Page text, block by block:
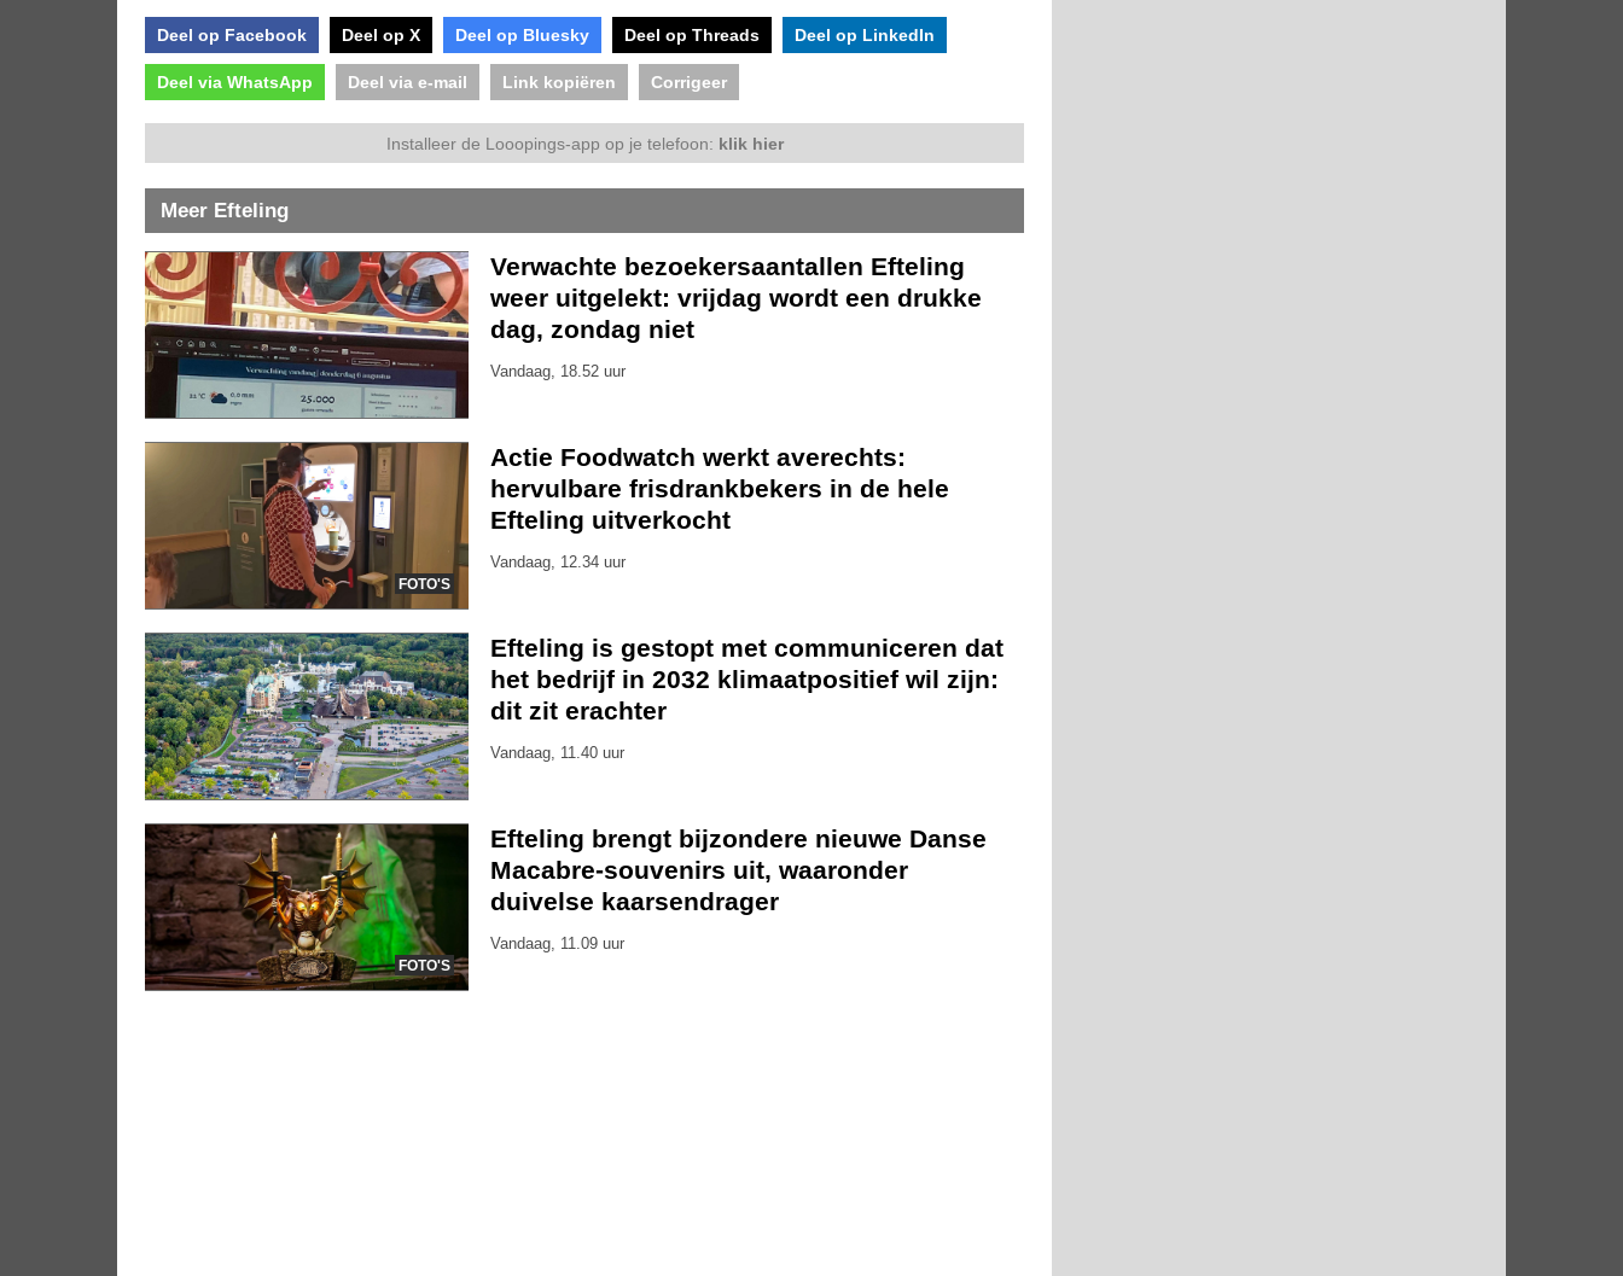
Deel op Facebook Deel op X Deel op Bluesky Deel op Threads Deel op LinkedIn
Deel via WhatsApp Deel via e-mail Link kopiëren Corrigeer
Installeer de Looopings-app op je telefoon: klik hier
Meer Efteling
Verwachte bezoekersaantallen Efteling
weer uitgelekt: vrijdag wordt een drukke
dag, zondag niet
Vandaag, 18.52 uur
FOTO'S
Actie Foodwatch werkt averechts:
hervulbare frisdrankbekers in de hele
Efteling uitverkocht
Vandaag, 12.34 uur
Efteling is gestopt met communiceren dat
het bedrijf in 2032 klimaatpositief wil zijn:
dit zit erachter
Vandaag, 11.40 uur
FOTO'S
Efteling brengt bijzondere nieuwe Danse
Macabre-souvenirs uit, waaronder
duivelse kaarsendrager
Vandaag, 11.09 uur